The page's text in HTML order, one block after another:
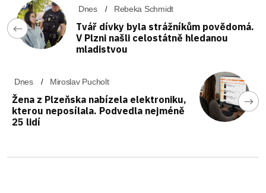
Dnes Rebeka Schmidt
Tvář dívky byla strážníkům povědomá.
V Plzni našli celostátně hledanou
mladistvou
Dnes Miroslav Pucholt
Žena z Plzeňska nabízela elektroniku,
kterou neposílala. Podvedla nejméně
25 lidí